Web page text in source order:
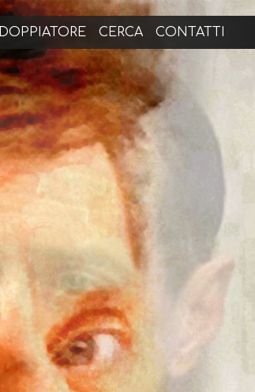
DOPPIATORE CERCA CONTATTI